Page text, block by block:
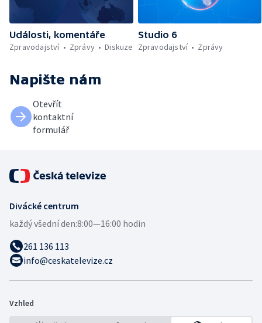
Události, komentáře
Zpravodajství
Zprávy Diskuze
Studio 6
Zpravodajství
Zprávy
Napište nám
Otevřít
kontaktní
formulář
Divácké centrum
každý všední den:8:00—16:00 hodin
261 136 113
info@ceskatelevize.cz
Vzhled